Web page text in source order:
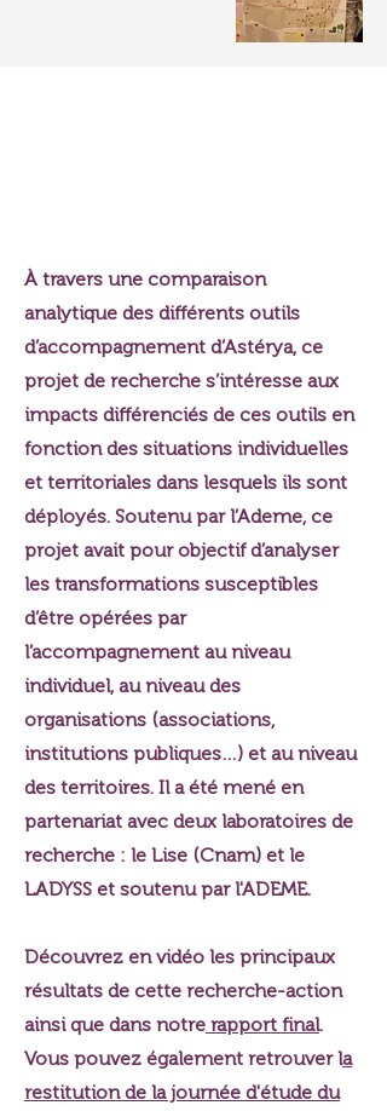
À travers une comparaison
analytique des différents outils
d’accompagnement d’Astérya, ce
projet de recherche s’intéresse aux
impacts différenciés de ces outils en
fonction des situations individuelles
et territoriales dans lesquels ils sont
déployés. Soutenu par l’Ademe, ce
projet avait pour objectif d’analyser
les transformations susceptibles
d’être opérées par
l’accompagnement au niveau
individuel, au niveau des
organisations (associations,
institutions publiques…) et au niveau
des territoires. Il a été mené en
partenariat avec deux laboratoires de
recherche : le Lise (Cnam) et le
LADYSS et soutenu par l'ADEME.
Découvrez en vidéo les principaux
résultats de cette recherche-action
ainsi que dans notre rapport final.
Vous pouvez également retrouver la
restitution de la journée d'étude du